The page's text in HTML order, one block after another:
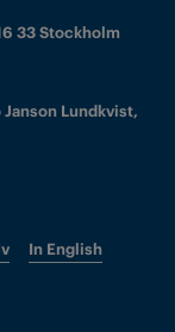
33 Stockholm
Lundkvist,
In English